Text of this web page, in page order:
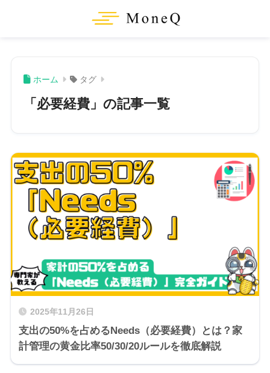
ホーム タグ
「必要経費」の記事一覧
2025年11月26日
支出の50%を占めるNeeds（必要経費）とは？家
計管理の黄金比率50/30/20ルールを徹底解説